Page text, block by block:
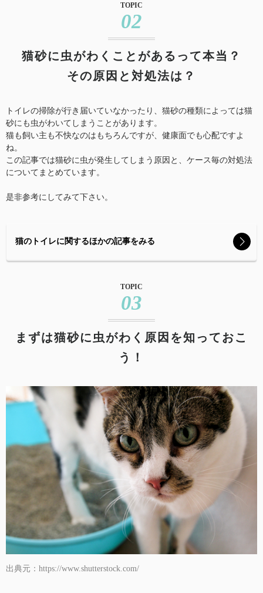
TOPIC
02
猫砂に虫がわくことがあるって本当？
その原因と対処法は？
トイレの掃除が行き届いていなかったり、猫砂の種類によっては猫
砂にも虫がわいてしまうことがあります。
猫も飼い主も不快なのはもちろんですが、健康面でも心配ですよ
ね。
この記事では猫砂に虫が発生してしまう原因と、ケース毎の対処法
についてまとめています。
是非参考にしてみて下さい。
猫のトイレに関するほかの記事をみる
TOPIC
03
まずは猫砂に虫がわく原因を知っておこ
う！
出典元：https://www.shutterstock.com/